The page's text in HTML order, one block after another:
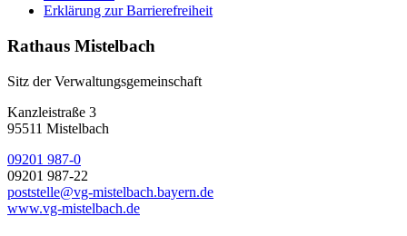
Erklärung zur Barrierefreiheit
Rathaus Mistelbach
Sitz der Verwaltungsgemeinschaft
Kanzleistraße 3
95511 Mistelbach
09201 987-0
09201 987-22
poststelle@vg-mistelbach.bayern.de
www.vg-mistelbach.de